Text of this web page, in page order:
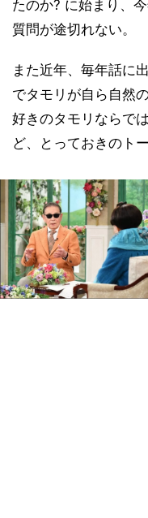
たのか? に始まり、
質問が途切れない。
また近年、毎年話に
でタモリが自ら自然
好きのタモリならで
ど、とっておきのト